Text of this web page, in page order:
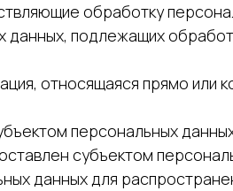
обработку
данных, подлежащих
относящаяся прямо или
персональных
субъектом
данных для